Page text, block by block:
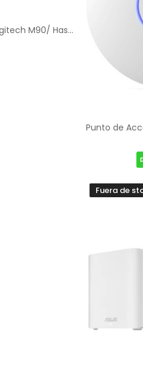
Ratón Logitech M90/ Hasta 1000 DPI/ Gris V2
Fuera de